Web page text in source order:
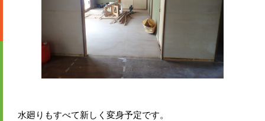
水廻りもすべて新しく変身予定です。